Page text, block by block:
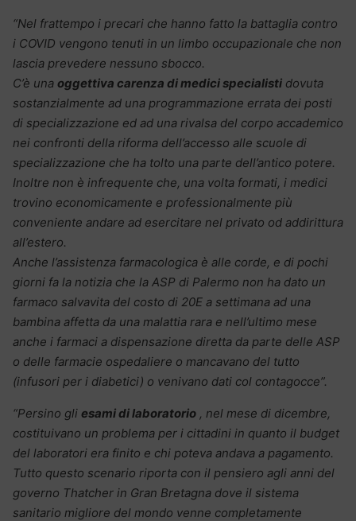
“Nel frattempo i precari che hanno fatto la battaglia contro
i COVID vengono tenuti in un limbo occupazionale che non
lascia prevedere nessuno sbocco.
C’è una oggettiva carenza di medici specialisti dovuta
sostanzialmente ad una programmazione errata dei posti
di specializzazione ed ad una rivalsa del corpo accademico
nei confronti della riforma dell’accesso alle scuole di
specializzazione che ha tolto una parte dell’antico potere.
Inoltre non è infrequente che, una volta formati, i medici
trovino economicamente e professionalmente più
conveniente andare ad esercitare nel privato od addirittura
all’estero.
Anche l’assistenza farmacologica è alle corde, e di pochi
giorni fa la notizia che la ASP di Palermo non ha dato un
farmaco salvavita del costo di 20E a settimana ad una
bambina affetta da una malattia rara e nell’ultimo mese
anche i farmaci a dispensazione diretta da parte delle ASP
o delle farmacie ospedaliere o mancavano del tutto
(infusori per i diabetici) o venivano dati col contagocce”.
“Persino gli esami di laboratorio , nel mese di dicembre,
costituivano un problema per i cittadini in quanto il budget
del laboratori era finito e chi poteva andava a pagamento.
Tutto questo scenario riporta con il pensiero agli anni del
governo Thatcher in Gran Bretagna dove il sistema
sanitario migliore del mondo venne completamente